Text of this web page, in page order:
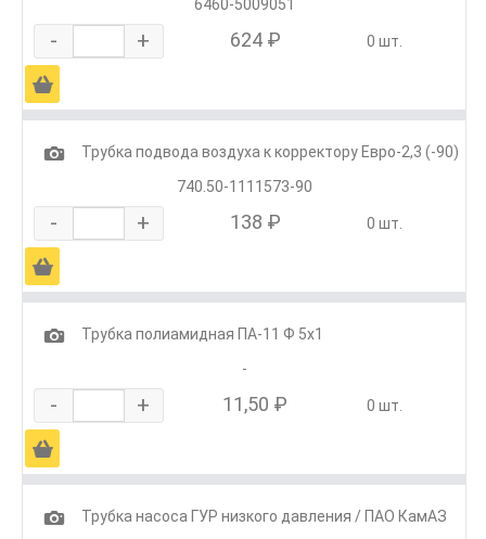
6460-5009051
- + 624 ₽ 0 шт.
Ä
1
Трубка подвода воздуха к корректору Евро-2,3 (-90)
740.50-1111573-90
- + 138 ₽ 0 шт.
Ä
1
Трубка полиамидная ПА-11 Ф 5х1
-
- + 11,50 ₽ 0 шт.
Ä
1
Трубка насоса ГУР низкого давления / ПАО КамАЗ